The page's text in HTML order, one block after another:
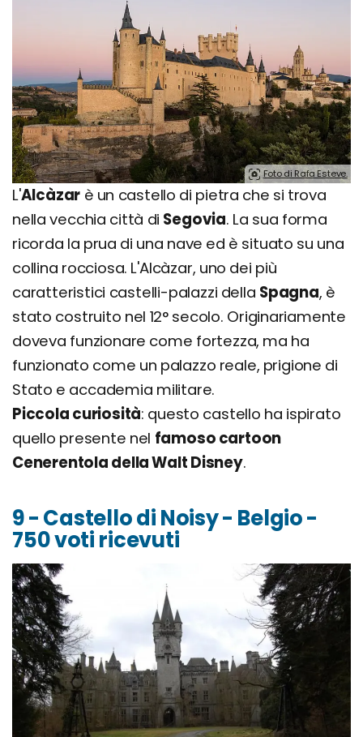
Foto di Rafa Esteve.
L'Alcàzar è un castello di pietra che si trova
nella vecchia città di Segovia. La sua forma
ricorda la prua di una nave ed è situato su una
collina rocciosa. L'Alcàzar, uno dei più
caratteristici castelli-palazzi della Spagna, è
stato costruito nel 12° secolo. Originariamente
doveva funzionare come fortezza, ma ha
funzionato come un palazzo reale, prigione di
Stato e accademia militare.
Piccola curiosità: questo castello ha ispirato
quello presente nel famoso cartoon
Cenerentola della Walt Disney.
9 - Castello di Noisy - Belgio -
750 voti ricevuti